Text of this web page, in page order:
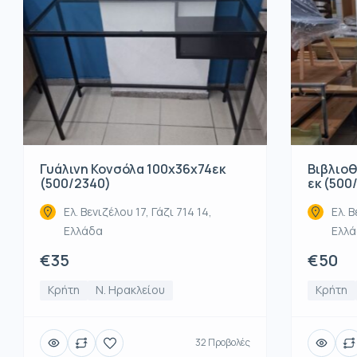
Γυάλινη Κονσόλα 100x36x74εκ
(500/2340)
Ελ. Βενιζέλου 17, Γάζι 714 14,
Ελλάδα
€35
Κρήτη Ν. Ηρακλείου
32 Προβολές
εκ
Ελ.
€50
Κρήτη